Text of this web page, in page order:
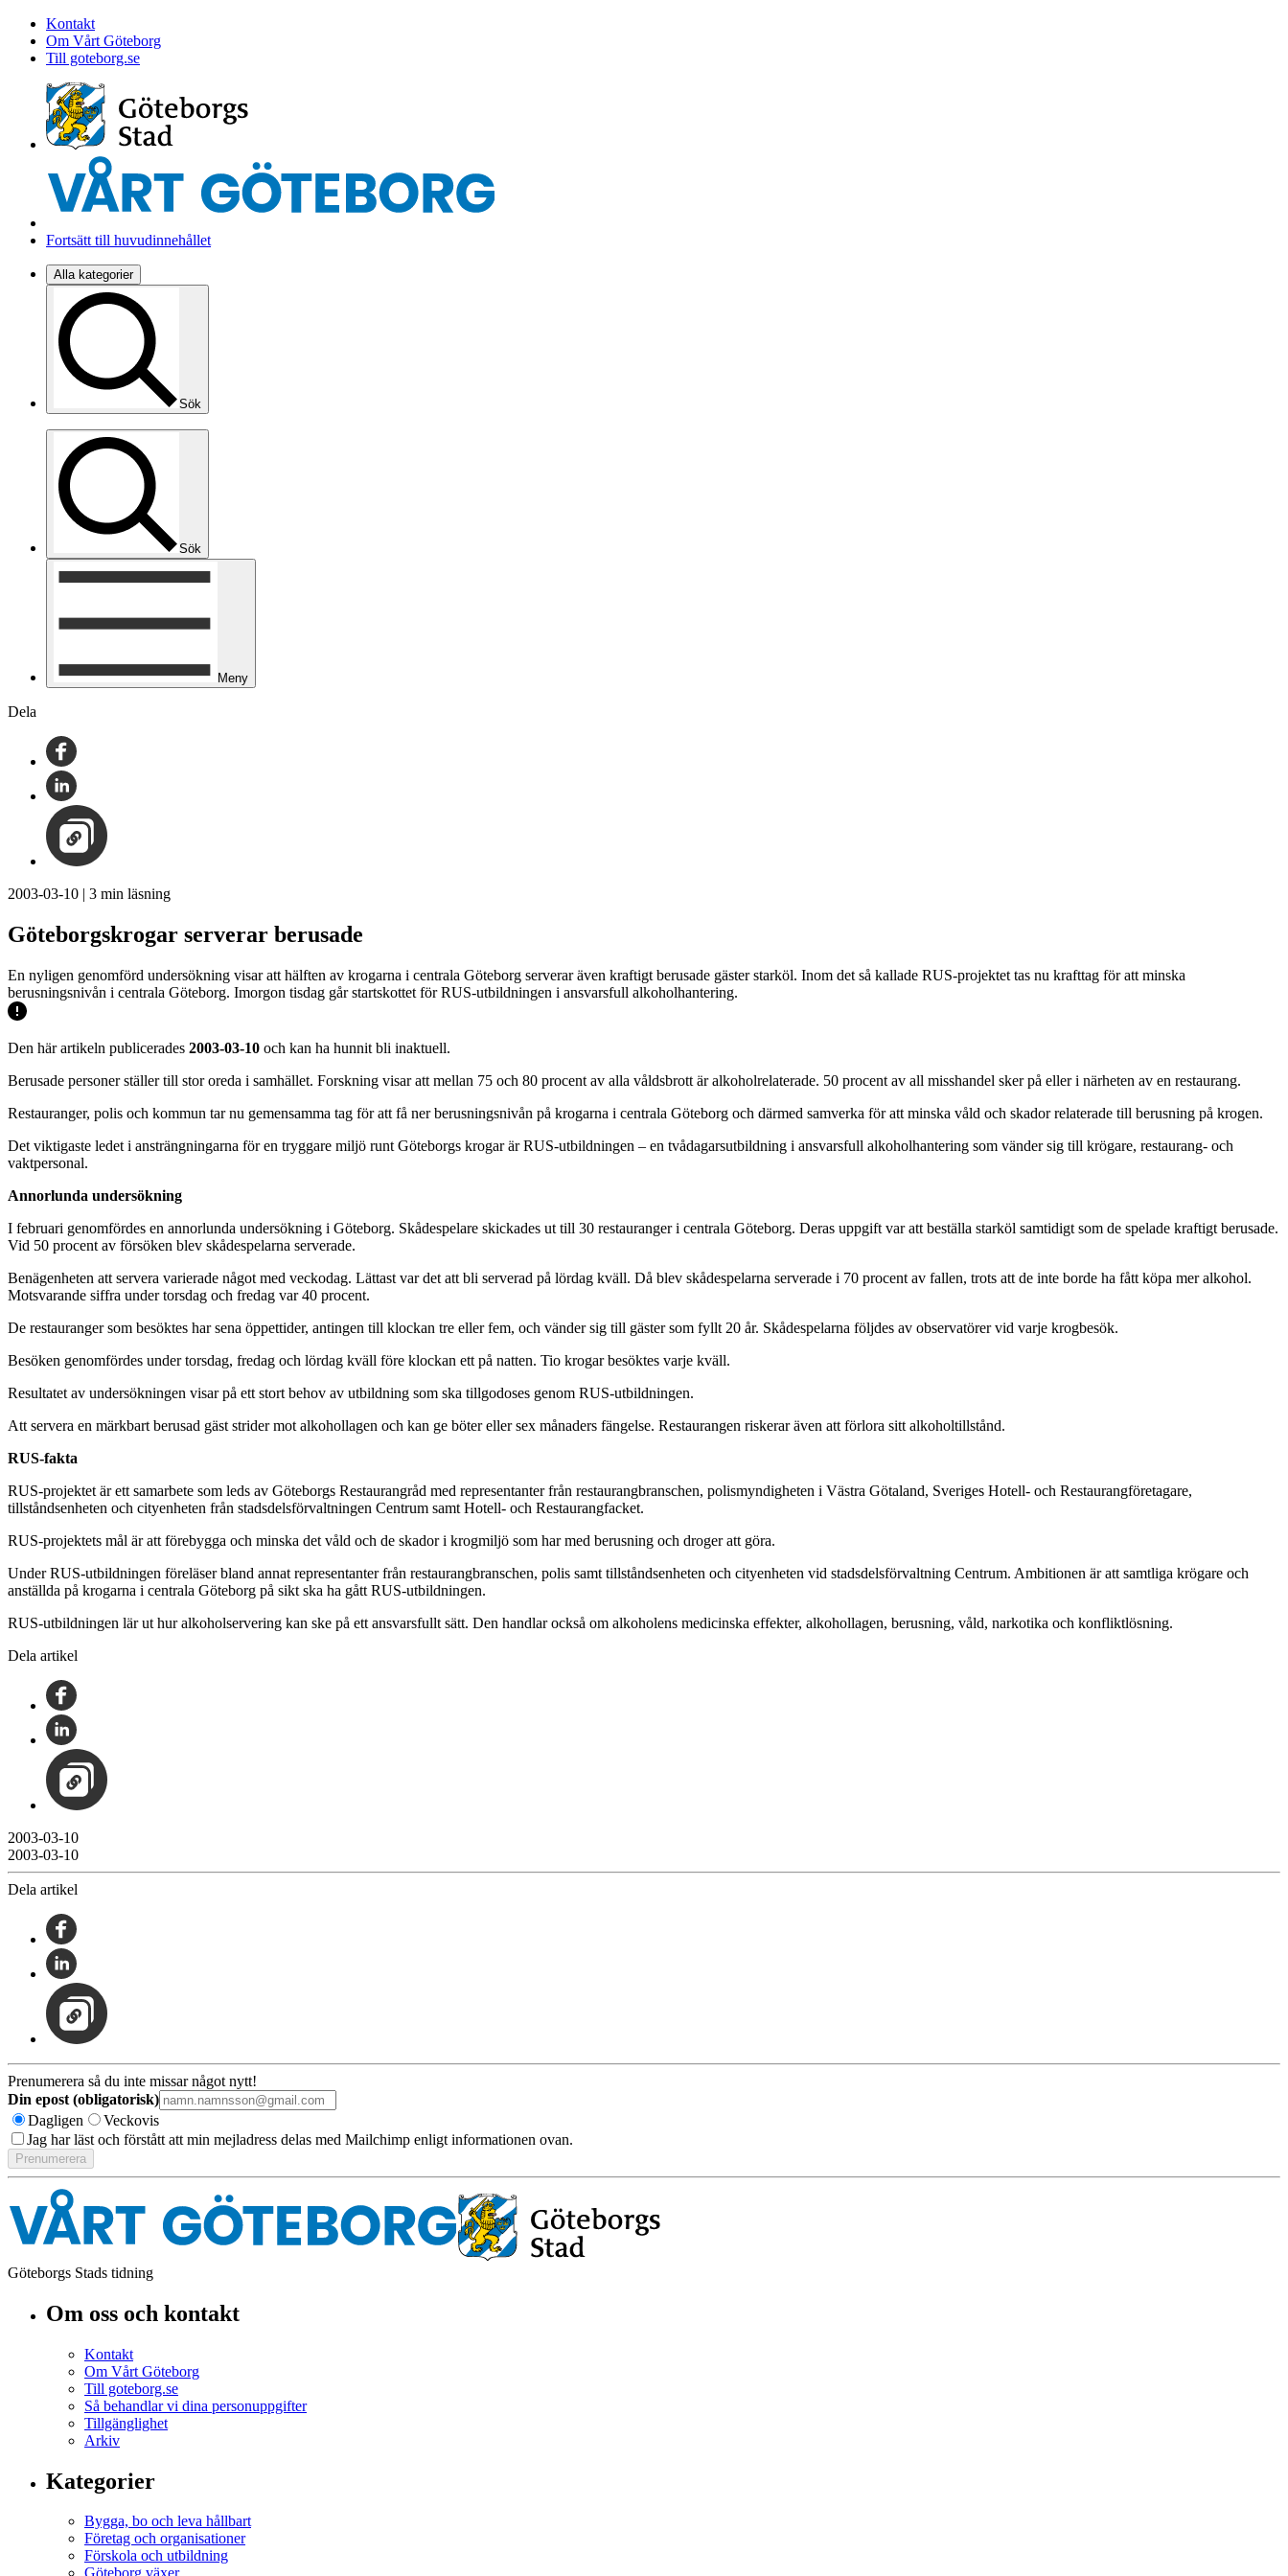
Kontakt
Om Vårt Göteborg
Till goteborg.se
Fortsätt till huvudinnehållet
Alla kategorier
Sök
Sök
Meny
Dela
2003-03-10 | 3 min läsning
Göteborgskrogar serverar berusade
En nyligen genomförd undersökning visar att hälften av krogarna i centrala Göteborg serverar även kraftigt berusade gäster starköl. Inom det så kallade RUS-projektet tas nu krafttag för att minska
berusningsnivån i centrala Göteborg. Imorgon tisdag går startskottet för RUS-utbildningen i ansvarsfull alkoholhantering.
Den här artikeln publicerades 2003-03-10 och kan ha hunnit bli inaktuell.
Berusade personer ställer till stor oreda i samhället. Forskning visar att mellan 75 och 80 procent av alla våldsbrott är alkoholrelaterade. 50 procent av all misshandel sker på eller i närheten av en restaurang.
Restauranger, polis och kommun tar nu gemensamma tag för att få ner berusningsnivån på krogarna i centrala Göteborg och därmed samverka för att minska våld och skador relaterade till berusning på krogen.
Det viktigaste ledet i ansträngningarna för en tryggare miljö runt Göteborgs krogar är RUS-utbildningen – en tvådagarsutbildning i ansvarsfull alkoholhantering som vänder sig till krögare, restaurang- och
vaktpersonal.
Annorlunda undersökning
I februari genomfördes en annorlunda undersökning i Göteborg. Skådespelare skickades ut till 30 restauranger i centrala Göteborg. Deras uppgift var att beställa starköl samtidigt som de spelade kraftigt berusade.
Vid 50 procent av försöken blev skådespelarna serverade.
Benägenheten att servera varierade något med veckodag. Lättast var det att bli serverad på lördag kväll. Då blev skådespelarna serverade i 70 procent av fallen, trots att de inte borde ha fått köpa mer alkohol.
Motsvarande siffra under torsdag och fredag var 40 procent.
De restauranger som besöktes har sena öppettider, antingen till klockan tre eller fem, och vänder sig till gäster som fyllt 20 år. Skådespelarna följdes av observatörer vid varje krogbesök.
Besöken genomfördes under torsdag, fredag och lördag kväll före klockan ett på natten. Tio krogar besöktes varje kväll.
Resultatet av undersökningen visar på ett stort behov av utbildning som ska tillgodoses genom RUS-utbildningen.
Att servera en märkbart berusad gäst strider mot alkohollagen och kan ge böter eller sex månaders fängelse. Restaurangen riskerar även att förlora sitt alkoholtillstånd.
RUS-fakta
RUS-projektet är ett samarbete som leds av Göteborgs Restaurangråd med representanter från restaurangbranschen, polismyndigheten i Västra Götaland, Sveriges Hotell- och Restaurangföretagare,
tillståndsenheten och cityenheten från stadsdelsförvaltningen Centrum samt Hotell- och Restaurangfacket.
RUS-projektets mål är att förebygga och minska det våld och de skador i krogmiljö som har med berusning och droger att göra.
Under RUS-utbildningen föreläser bland annat representanter från restaurangbranschen, polis samt tillståndsenheten och cityenheten vid stadsdelsförvaltning Centrum. Ambitionen är att samtliga krögare och
anställda på krogarna i centrala Göteborg på sikt ska ha gått RUS-utbildningen.
RUS-utbildningen lär ut hur alkoholservering kan ske på ett ansvarsfullt sätt. Den handlar också om alkoholens medicinska effekter, alkohollagen, berusning, våld, narkotika och konfliktlösning.
Dela artikel
2003-03-10
2003-03-10
Dela artikel
Prenumerera så du inte missar något nytt!
Din epost (obligatorisk)
Dagligen
Veckovis
Jag har läst och förstått att min mejladress delas med Mailchimp enligt informationen ovan.
Göteborgs Stads tidning
Om oss och kontakt
Kontakt
Om Vårt Göteborg
Till goteborg.se
Så behandlar vi dina personuppgifter
Tillgänglighet
Arkiv
Kategorier
Bygga, bo och leva hållbart
Företag och organisationer
Förskola och utbildning